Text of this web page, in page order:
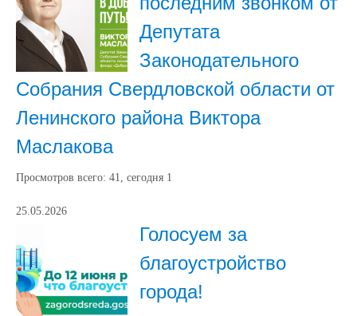
Депутата
Законодательного
Собрания Свердловской области от
Ленинского района Виктора
Маслакова
Просмотров всего: 41, сегодня 1
25.05.2026
Голосуем за
благоустройство
города!